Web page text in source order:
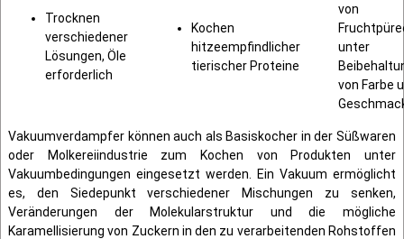
Trocknen
verschiedener
Lösungen, Öle
erforderlich
Kochen
hitzeempfindlicher
tierischer Proteine
von
unter
von Farbe
Vakuumverdampfer können auch als Basiskocher in der Süßwaren
oder Molkereiindustrie zum Kochen von Produkten unter
Vakuumbedingungen eingesetzt werden. Ein Vakuum ermöglicht
es, den Siedepunkt verschiedener Mischungen zu senken,
Veränderungen der Molekularstruktur und die mögliche
Karamellisierung von Zuckern in den zu verarbeitenden Rohstoffen